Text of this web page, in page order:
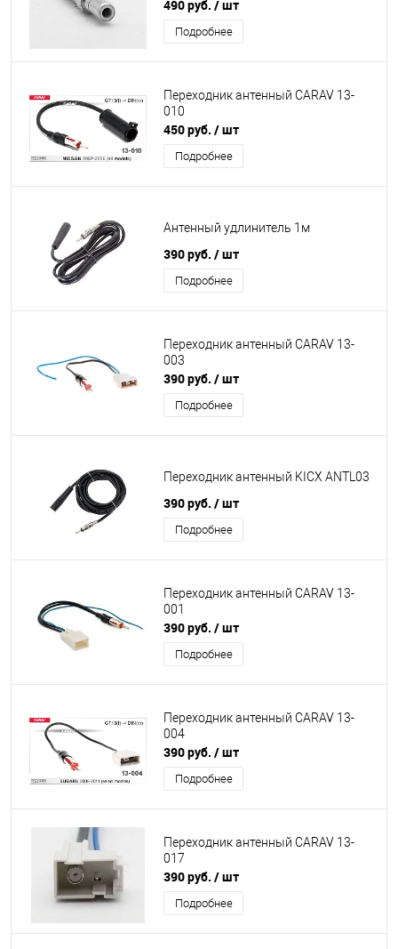
490 руб. / шт
Подробнее
Переходник антенный CARAV 13-
010
450 руб. / шт
Подробнее
Антенный удлинитель 1м
390 руб. / шт
Подробнее
Переходник антенный CARAV 13-
003
390 руб. / шт
Подробнее
Переходник антенный KICX ANTL03
390 руб. / шт
Подробнее
Переходник антенный CARAV 13-
001
390 руб. / шт
Подробнее
Переходник антенный CARAV 13-
004
390 руб. / шт
Подробнее
Переходник антенный CARAV 13-
017
390 руб. / шт
Подробнее